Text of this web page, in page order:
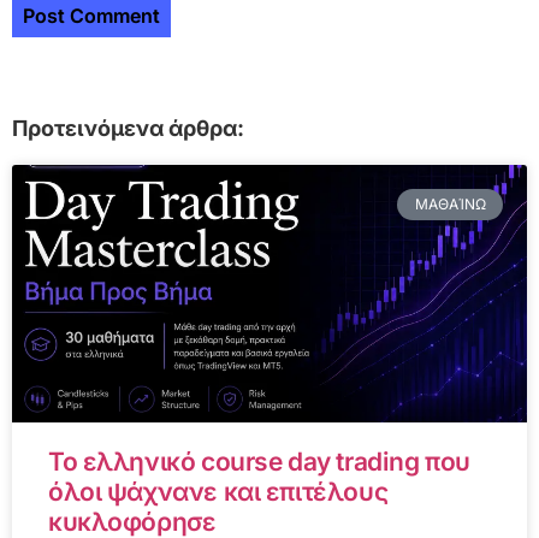
Προτεινόμενα άρθρα:
ΜΑΘΑΊΝΩ
Το ελληνικό course day trading που
όλοι ψάχνανε και επιτέλους
κυκλοφόρησε